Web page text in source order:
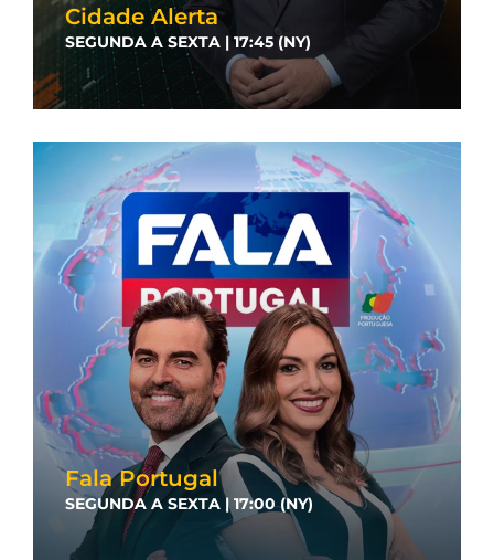
Cidade Alerta
SEGUNDA A SEXTA | 17:45 (NY)
Fala Portugal
SEGUNDA A SEXTA | 17:00 (NY)